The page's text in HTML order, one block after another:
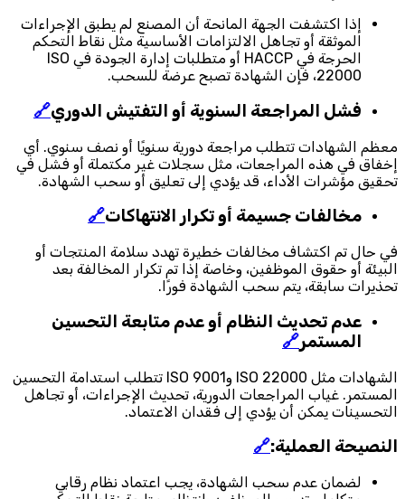
إذا اكتشفت الجهة المانحة أن المصنع لم يطبق الإجراءات
الموثقة أو تجاهل الالتزامات الأساسية مثل نقاط التحكم
الحرجة في HACCP أو متطلبات إدارة الجودة في ISO
22000، فإن الشهادة تصبح عرضة للسحب.
فشل المراجعة السنوية أو التفتيش الدوري🔗
معظم الشهادات تتطلب مراجعة دورية سنويًا أو نصف سنوي. أي
إخفاق في هذه المراجعات، مثل سجلات غير مكتملة أو فشل في
تحقيق مؤشرات الأداء، قد يؤدي إلى تعليق أو سحب الشهادة.
مخالفات جسيمة أو تكرار الانتهاكات🔗
في حال تم اكتشاف مخالفات خطيرة تهدد سلامة المنتجات أو
البيئة أو حقوق الموظفين، وخاصة إذا تم تكرار المخالفة بعد
تحذيرات سابقة، يتم سحب الشهادة فورًا.
عدم تحديث النظام أو عدم متابعة التحسين
المستمر🔗
الشهادات مثل ISO 22000 وISO 9001 تتطلب استدامة التحسين
المستمر. غياب المراجعات الدورية، تحديث الإجراءات، أو تجاهل
التحسينات يمكن أن يؤدي إلى فقدان الاعتماد.
النصيحة العملية:🔗
لضمان عدم سحب الشهادة، يجب اعتماد نظام رقابي